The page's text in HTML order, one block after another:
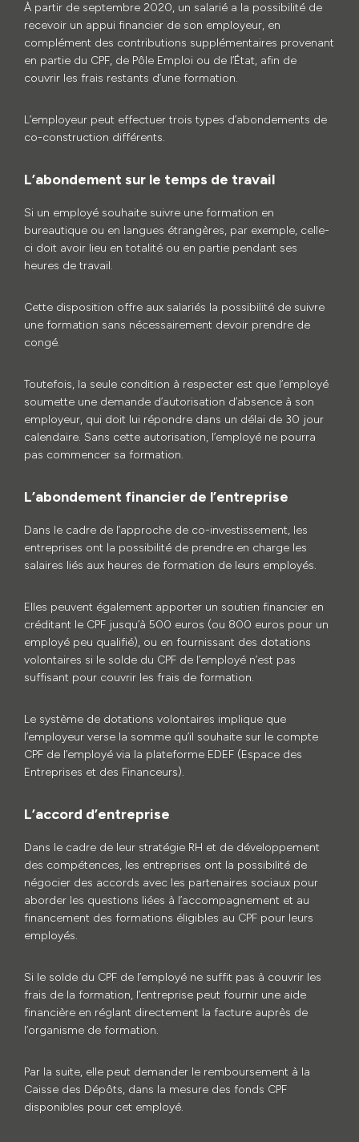
À partir de septembre 2020, un salarié a la possibilité de
recevoir un appui financier de son employeur, en
complément des contributions supplémentaires provenant
en partie du CPF, de Pôle Emploi ou de l’État, afin de
couvrir les frais restants d’une formation.
L’employeur peut effectuer trois types d’abondements de
co-construction différents.
L’abondement sur le temps de travail
Si un employé souhaite suivre une formation en
bureautique ou en langues étrangères, par exemple, celle-
ci doit avoir lieu en totalité ou en partie pendant ses
heures de travail.
Cette disposition offre aux salariés la possibilité de suivre
une formation sans nécessairement devoir prendre de
congé.
Toutefois, la seule condition à respecter est que l’employé
soumette une demande d’autorisation d’absence à son
employeur, qui doit lui répondre dans un délai de 30 jour
calendaire. Sans cette autorisation, l’employé ne pourra
pas commencer sa formation.
L’abondement financier de l’entreprise
Dans le cadre de l’approche de co-investissement, les
entreprises ont la possibilité de prendre en charge les
salaires liés aux heures de formation de leurs employés.
Elles peuvent également apporter un soutien financier en
créditant le CPF jusqu’à 500 euros (ou 800 euros pour un
employé peu qualifié), ou en fournissant des dotations
volontaires si le solde du CPF de l’employé n’est pas
suffisant pour couvrir les frais de formation.
Le système de dotations volontaires implique que
l’employeur verse la somme qu’il souhaite sur le compte
CPF de l’employé via la plateforme EDEF (Espace des
Entreprises et des Financeurs).
L’accord d’entreprise
Dans le cadre de leur stratégie RH et de développement
des compétences, les entreprises ont la possibilité de
négocier des accords avec les partenaires sociaux pour
aborder les questions liées à l’accompagnement et au
financement des formations éligibles au CPF pour leurs
employés.
Si le solde du CPF de l’employé ne suffit pas à couvrir les
frais de la formation, l’entreprise peut fournir une aide
financière en réglant directement la facture auprès de
l’organisme de formation.
Par la suite, elle peut demander le remboursement à la
Caisse des Dépôts, dans la mesure des fonds CPF
disponibles pour cet employé.